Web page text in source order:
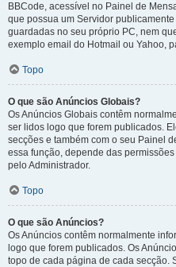
BBCode, acessível no Painel de
que possua um Servidor
guardadas no seu próprio PC, nem
exemplo email do Hotmail ou Yahoo,
Topo
O que são Anúncios Globais?
Os Anúncios Globais contêm
ser lidos logo que forem publicados.
secções e também com o seu Painel
essa função, depende das
pelo Administrador.
Topo
O que são Anúncios?
Os Anúncios contêm normalmente
logo que forem publicados. Os
topo de cada página de cada secção.